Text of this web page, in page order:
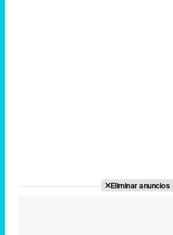
Eliminar anuncios